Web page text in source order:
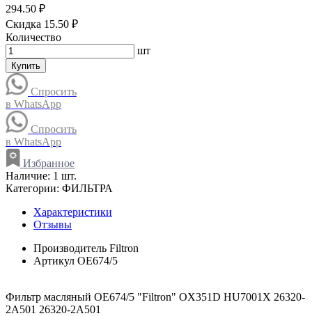
294.50 ₽
Скидка 15.50 ₽
Количество
шт
Купить
Спросить
в WhatsApp
Спросить
в WhatsApp
Избранное
Наличие: 1 шт.
Категории: ФИЛЬТРА
Характеристики
Отзывы
Производитель Filtron
Артикул OE674/5
Фильтр масляный OE674/5 "Filtron" OX351D HU7001X 26320-
2A501 26320-2A501